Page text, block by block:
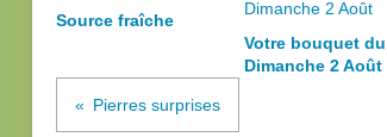
Source fraîche
Votre bouquet du
Dimanche 2 Août
Pierres surprises